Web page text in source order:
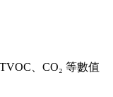
、CO₂ 等數值